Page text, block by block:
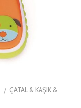
/ ÇATAL & KAŞIK &